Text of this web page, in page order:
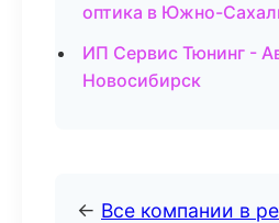
оптика в Южно-
ИП Сервис Тюнинг -
Новосибирск
← Все компании в